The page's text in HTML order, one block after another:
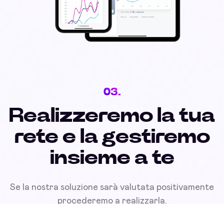
03.
Realizzeremo la tua
rete e la gestiremo
insieme a te
Se la nostra soluzione sarà valutata positivamente
procederemo a realizzarla.